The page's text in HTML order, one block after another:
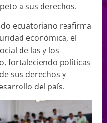
a sus derechos.
ecuatoriano reafirma
económica, el
de las y los
fortaleciendo políticas
sus derechos y
del país.